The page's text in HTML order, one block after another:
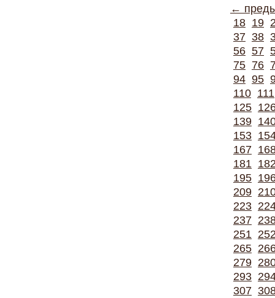
←
18 19
37 38
56 57
75 76
94 95
110 111
125
139
153
167
181
195
209
223
237
251
265
279
293
307